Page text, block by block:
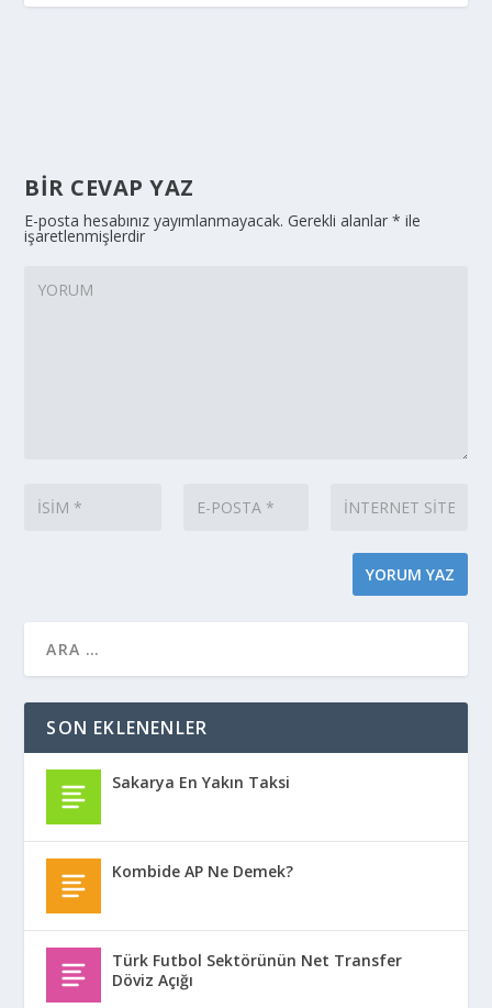
BIR CEVAP YAZ
E-posta hesabınız yayımlanmayacak. Gerekli alanlar* ile
işaretlenmişlerdir
SON EKLENENLER
Sakarya En Yakın Taksi
Kombide AP Ne Demek?
Türk Futbol Sektörünün Net Transfer
Döviz Açığı